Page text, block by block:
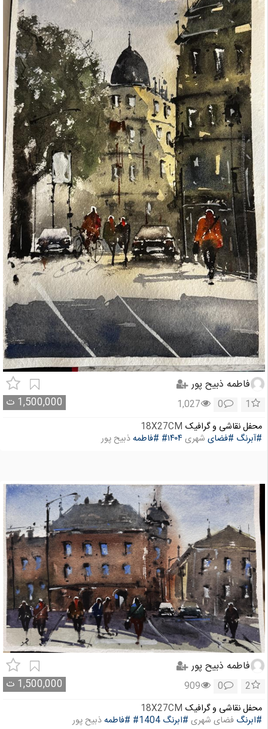
فاطمه ذبیح پور
1,500,000 ت 1
0
1,027
محفل نقاشی و گرافیک 18X27CM
#آبرنگ #فضاى شهرى #۱۴۰۴ #فاطمهذبيح پور
فاطمه ذبیح پور
1,500,000 ت 2
0
909
محفل نقاشی و گرافیک 18X27CM
#ابرنگ فضای شهری #ابرنگ #1404 #فاطمهذبیح پور